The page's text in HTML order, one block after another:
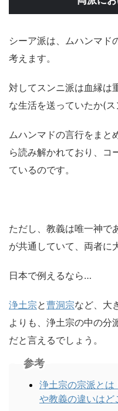
シーア派は、ムハンマド
考えます。
対してスンニ派は血縁は
な生活を送っていたか(ス
ムハンマドの言行をまと
ら読み解かれており、コ
ているのです。
ただし、教義は唯一神で
が共通していて、両者に
日本で例えるなら…
浄土宗と曹洞宗など、大
よりも、浄土宗の中の分
だと言えるでしょう。
参考
浄土宗の宗派とは
や教義の違いはど